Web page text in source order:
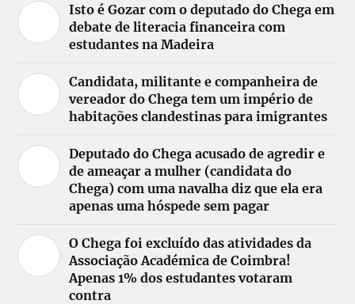
Isto é Gozar com o deputado do Chega em
debate de literacia financeira com
estudantes na Madeira
Candidata, militante e companheira de
vereador do Chega tem um império de
habitações clandestinas para imigrantes
Deputado do Chega acusado de agredir e
de ameaçar a mulher (candidata do
Chega) com uma navalha diz que ela era
apenas uma hóspede sem pagar
O Chega foi excluído das atividades da
Associação Académica de Coimbra!
Apenas 1% dos estudantes votaram
contra